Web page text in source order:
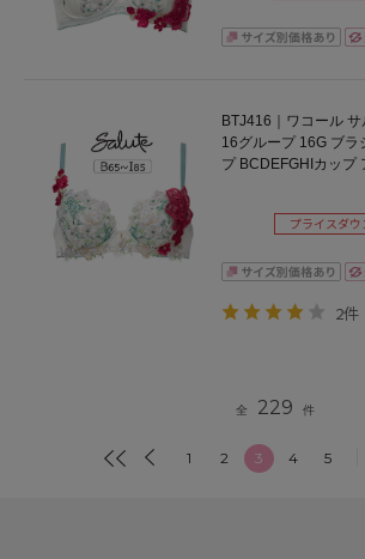
BTJ416｜ワコール
16グループ 16G ブラ
プ BCDEFGHIカップ アンダー
プライスダウ
2件
全 229 件
1 2 3 4 5